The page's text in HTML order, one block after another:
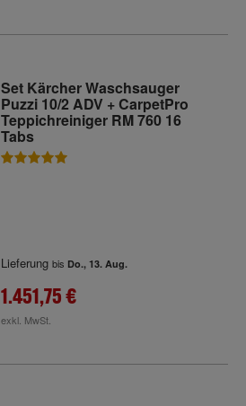
Set Kärcher Waschsauger
Puzzi 10/2 ADV + CarpetPro
Teppichreiniger RM 760 16
Tabs
Lieferung bis Do., 13. Aug.
1.451,75 €
exkl. MwSt.